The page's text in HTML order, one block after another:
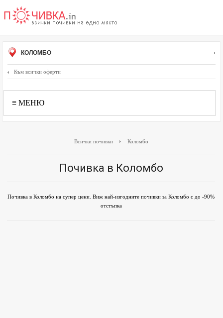
КОЛОМБО
Към всички оферти
≡ МЕНЮ
Всички почивки Коломбо
Почивка в Коломбо
Почивка в Коломбо на супер цени. Виж най-изгодните почивки за Коломбо с до -90%
отстъпка